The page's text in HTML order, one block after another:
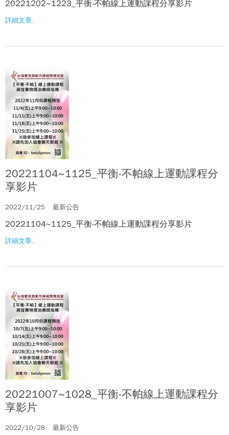
20221202~1223_平衡‧不帕線上運動課程分享影片
詳細文章..
20221104~1125_平衡‧不帕線上運動課程分
享影片
2022/11/25 最新公告
20221104~1125_平衡‧不帕線上運動課程分享影片
詳細文章..
20221007~1028_平衡‧不帕線上運動課程分
享影片
2022/10/28 最新公告